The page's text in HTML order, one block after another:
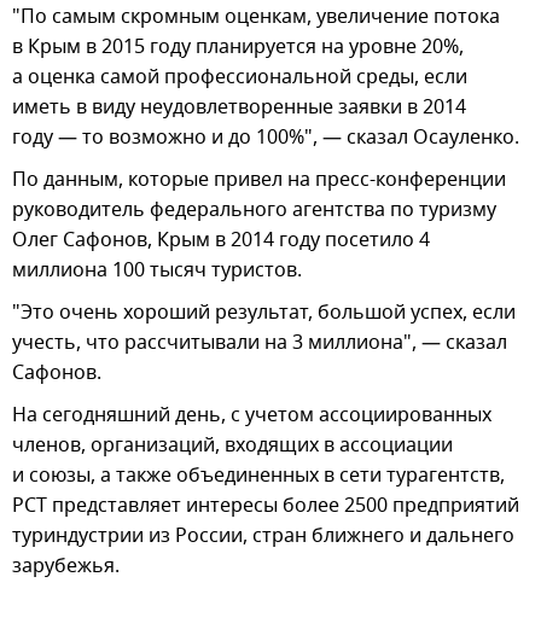
"По самым скромным оценкам, увеличение потока
в Крым в 2015 году планируется на уровне 20%,
а оценка самой профессиональной среды, если
иметь в виду неудовлетворенные заявки в 2014
году — то возможно и до 100%", — сказал Осауленко.
По данным, которые привел на пресс-конференции
руководитель федерального агентства по туризму
Олег Сафонов, Крым в 2014 году посетило 4
миллиона 100 тысяч туристов.
"Это очень хороший результат, большой успех, если
учесть, что рассчитывали на 3 миллиона", — сказал
Сафонов.
На сегодняшний день, с учетом ассоциированных
членов, организаций, входящих в ассоциации
и союзы, а также объединенных в сети турагентств,
РСТ представляет интересы более 2500 предприятий
туриндустрии из России, стран ближнего и дальнего
зарубежья.